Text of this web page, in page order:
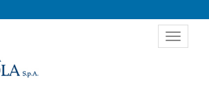
Toggle